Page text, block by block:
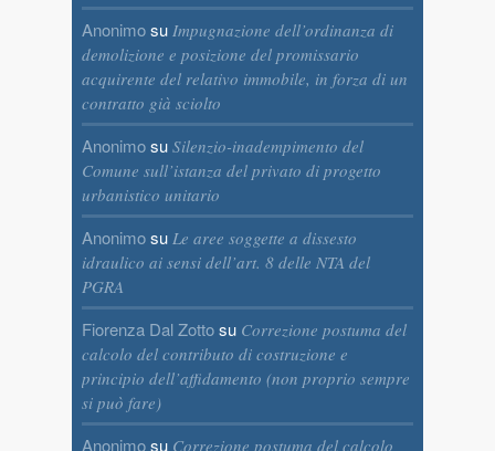
Anonimosu Impugnazione dell’ordinanza di
demolizione e posizione del promissario
acquirente del relativo immobile, in forza di un
contratto già sciolto
Anonimosu Silenzio-inadempimento del
Comune sull’istanza del privato di progetto
urbanistico unitario
Anonimosu Le aree soggette a dissesto
idraulico ai sensi dell’art. 8 delle NTA del
PGRA
Fiorenza Dal Zottosu Correzione postuma del
calcolo del contributo di costruzione e
principio dell’affidamento (non proprio sempre
si può fare)
Anonimosu Correzione postuma del calcolo